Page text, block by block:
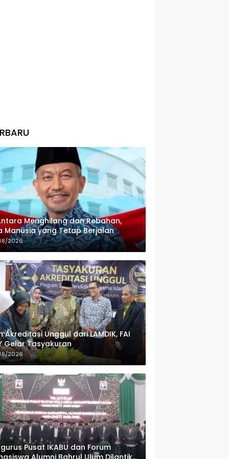
Menghilang dan Rebahan,
Manusia yang Tetap Berjalan
2026
Akreditasi Unggul dari LAMDIK, FAI
Gelar Tasyakuran
2026
Pusat IKABU dan Forum
Alumni Bahrul Ulum Dilantik,